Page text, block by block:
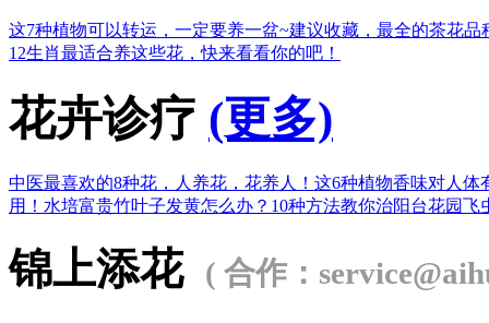
这7种植物可以转运，一定要养一盆~建议收藏，最全的茶花品
12生肖最适合养这些花，快来看看你的吧！
花卉诊疗 (更多)
中医最喜欢的8种花，人养花，花养人！ 这6种植物香味对人体
用！ 水培富贵竹叶子发黄怎么办？ 10种方法教你治阳台花园飞
锦上添花 ( 合作：